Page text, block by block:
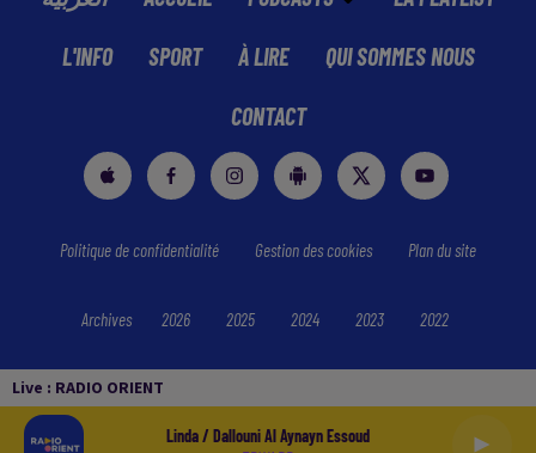
Live : RADIO ORIENT
Linda / Dallouni Al Aynayn Essoud
L'INFO SPORT À LIRE QUI SOMMES NOUS
CONTACT
Politique de confidentialité Gestion des cookies Plan du site
Archives 2026 2025 2024 2023 2022